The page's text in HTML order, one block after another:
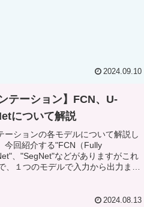
2024.09.10
テーション】FCN、U-
について解説
ションの各モデルについて解説し
今回紹介する"FCN（Fully
、"SegNet"などがありますがこれ
、１つのモデルで入力から出力まで
2024.08.13